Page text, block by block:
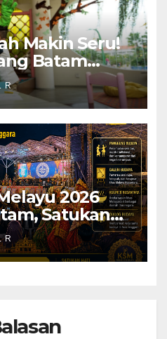
Makin Seru!
Batam
Day
hingga
R
2026
Satukan
di Asia
R